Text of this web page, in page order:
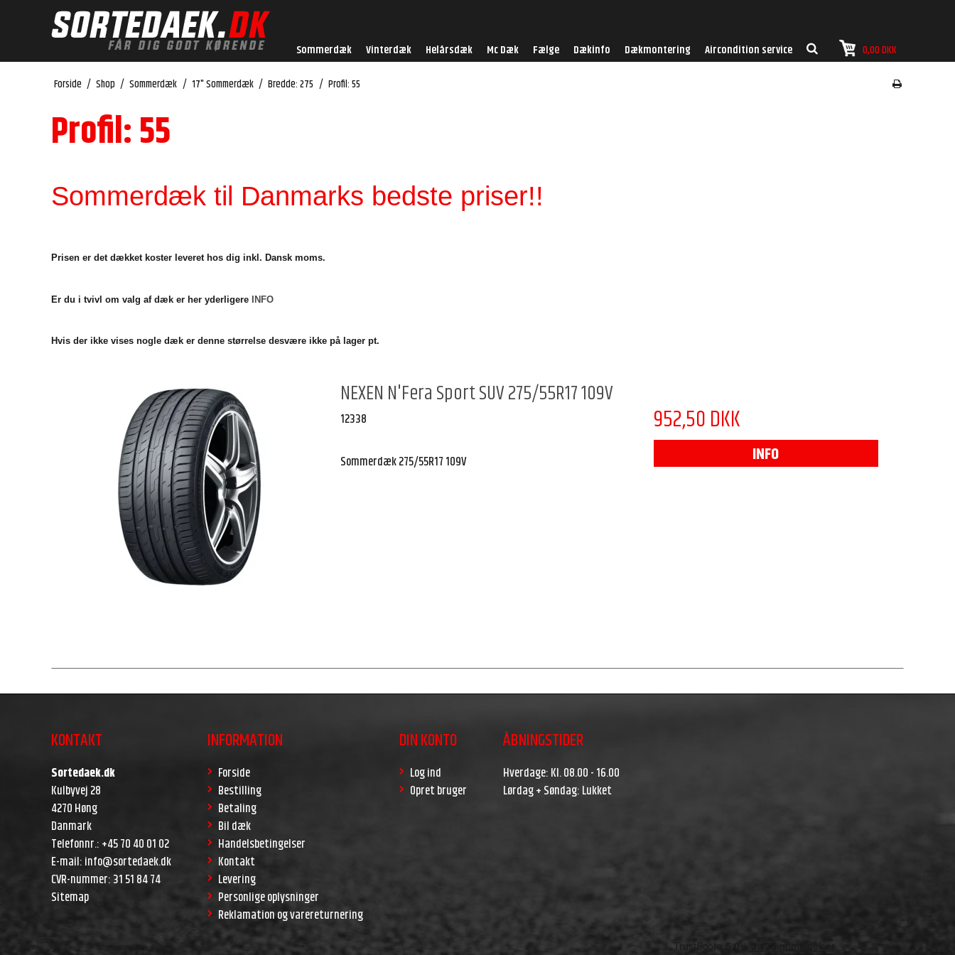
Sommerdæk Vinterdæk Helårsdæk Mc Dæk Fælge Dækinfo Dækmontering Aircondition service 0,00 DKK
Forside / Shop / Sommerdæk / 17" Sommerdæk / Bredde: 275 / Profil: 55
Profil: 55
Sommerdæk til Danmarks bedste priser!!
Prisen er det dækket koster leveret hos dig inkl. Dansk moms.
Er du i tvivl om valg af dæk er her yderligere INFO
Hvis der ikke vises nogle dæk er denne størrelse desvære ikke på lager pt.
NEXEN N'Fera Sport SUV 275/55R17 109V
12338
Sommerdæk 275/55R17 109V
952,50 DKK
INFO
KONTAKT
Sortedaek.dk
Kulbyvej 28
4270 Høng
Danmark
Telefonnr.:+45 70 40 01 02
E-mail:info@sortedaek.dk
CVR-nummer:31 51 84 74
Sitemap
INFORMATION
Forside
Bestilling
Betaling
Bil dæk
Handelsbetingelser
Kontakt
Levering
Personlige oplysninger
Reklamation og varereturnering
DIN KONTO
Log ind
Opret bruger
ÅBNINGSTIDER
Hverdage: Kl. 08.00 - 16.00
Lørdag + Søndag: Lukket